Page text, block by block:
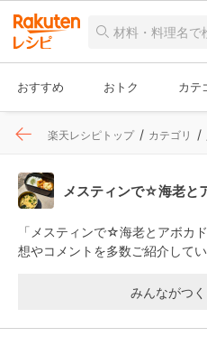
おすすめ おトク カテ
楽天レシピトップ カテゴリ
メスティンで☆海老と
「メスティンで☆海老とアボカ
想やコメントを多数ご紹介してい
みんながつ